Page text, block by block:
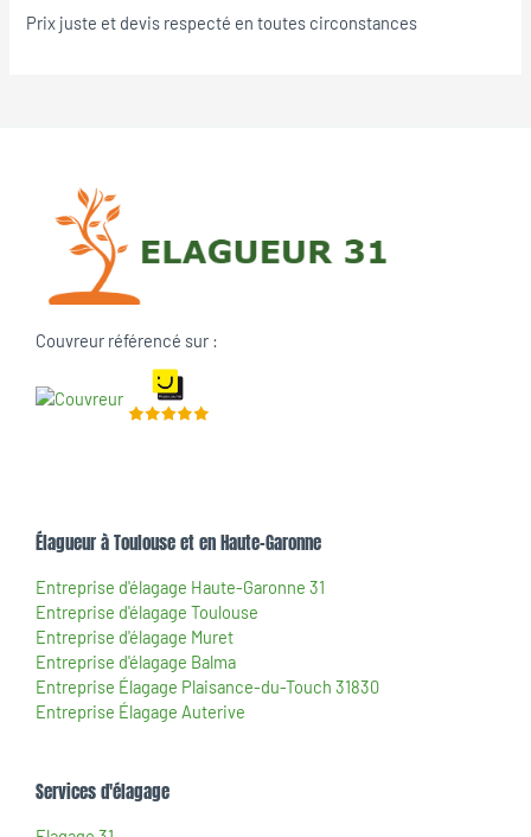
Prix juste et devis respecté en toutes circonstances
Couvreur référencé sur :
Élagueur à Toulouse et en Haute-Garonne
Entreprise d'élagage Haute-Garonne 31
Entreprise d'élagage Toulouse
Entreprise d'élagage Muret
Entreprise d'élagage Balma
Entreprise Élagage Plaisance-du-Touch 31830
Entreprise Élagage Auterive
Services d'élagage